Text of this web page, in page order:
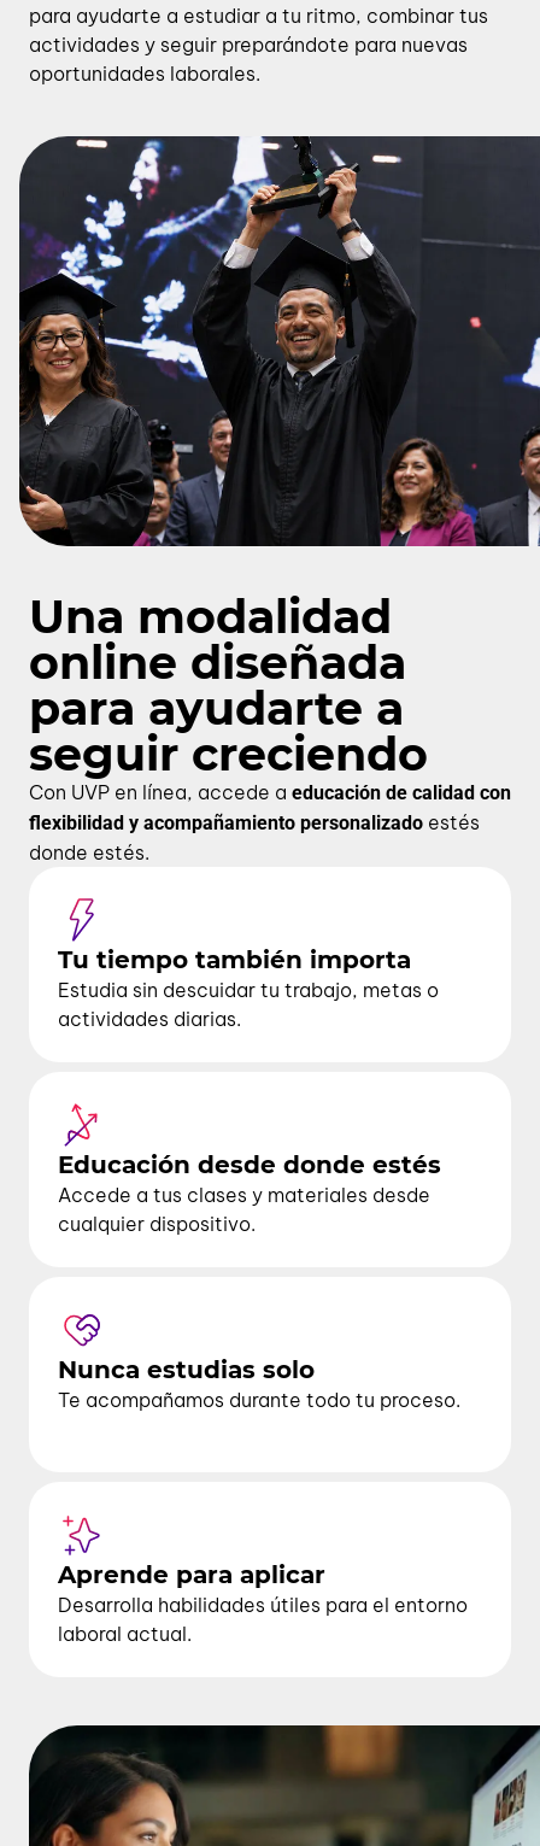
para ayudarte a estudiar a tu ritmo, combinar tus
actividades y seguir preparándote para nuevas
oportunidades laborales.
Una modalidad
online diseñada
para ayudarte a
seguir creciendo
Con UVP en línea, accede a educación de calidad con
flexibilidad y acompañamiento personalizado estés
donde estés.
Tu tiempo también importa
Estudia sin descuidar tu trabajo, metas o
actividades diarias.
Educación desde donde estés
Accede a tus clases y materiales desde
cualquier dispositivo.
Nunca estudias solo
Te acompañamos durante todo tu proceso.
Aprende para aplicar
Desarrolla habilidades útiles para el entorno
laboral actual.